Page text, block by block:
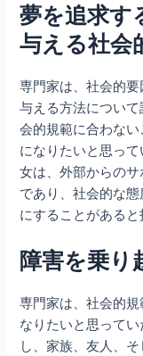
夢を追求す
与える社会
専門家は、社会的
与える方法につい
会的規範に合わな
になりたいと思っ
女は、外部からの
であり、社会的な
にすることがあると
障害を乗り
専門家は、社会的
なりたいと思って
し、家族、友人、